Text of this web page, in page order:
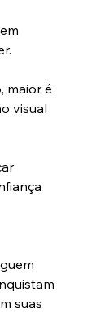
maior é
visual
suas